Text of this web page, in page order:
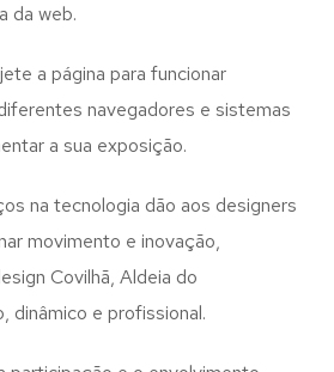
da web.
a página para funcionar
navegadores e sistemas
a sua exposição.
na tecnologia dão aos designers
movimento e inovação,
Covilhã, Aldeia do
dinâmico e profissional.